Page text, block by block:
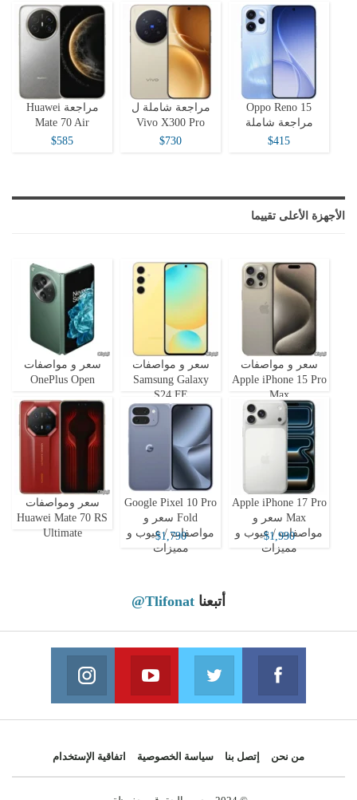
Oppo Reno 15
مراجعة شاملة
$415
مراجعة شاملة ل
Vivo X300 Pro
$730
مراجعة Huawei
Mate 70 Air
$585
الأجهزة الأعلى تقييما
سعر و مواصفات
Apple iPhone 15 Pro
Max
سعر و مواصفات
Samsung Galaxy
S24 FE
سعر و مواصفات
OnePlus Open
Apple iPhone 17 Pro
Max سعر و
مواصفات / عيوب و
مميزات
$1,990
Google Pixel 10 Pro
Fold سعر و
مواصفات / عيوب و
مميزات
$1,790
سعر ومواصفات
Huawei Mate 70 RS
Ultimate
أتبعنا @Tlifonat
Facebook
Join us on Facebook
Twitter
Join us on Twitter
Youtube
Join us on Youtube
من نحن إتصل بنا سياسة الخصوصية اتفاقية الإستخدام